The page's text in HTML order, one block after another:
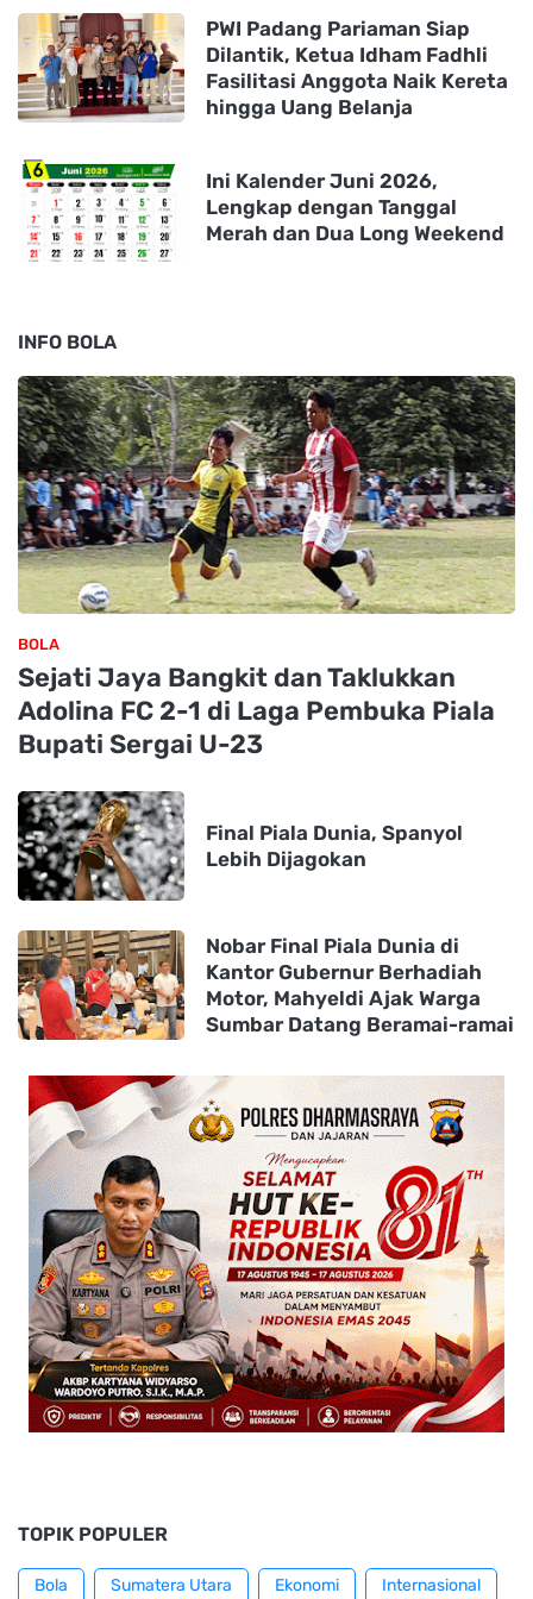
PWI Padang Pariaman Siap
Dilantik, Ketua Idham Fadhli
Fasilitasi Anggota Naik Kereta
hingga Uang Belanja
Ini Kalender Juni 2026,
Lengkap dengan Tanggal
Merah dan Dua Long Weekend
INFO BOLA
BOLA
Sejati Jaya Bangkit dan Taklukkan
Adolina FC 2-1 di Laga Pembuka Piala
Bupati Sergai U-23
Final Piala Dunia, Spanyol
Lebih Dijagokan
Nobar Final Piala Dunia di
Kantor Gubernur Berhadiah
Motor, Mahyeldi Ajak Warga
Sumbar Datang Beramai-ramai
TOPIK POPULER
Bola Sumatera Utara Ekonomi Internasional